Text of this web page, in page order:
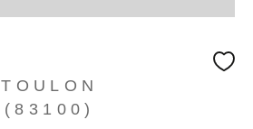
TOULON
(83100)